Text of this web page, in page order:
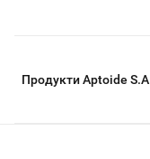
Продукти Aptoide S.A